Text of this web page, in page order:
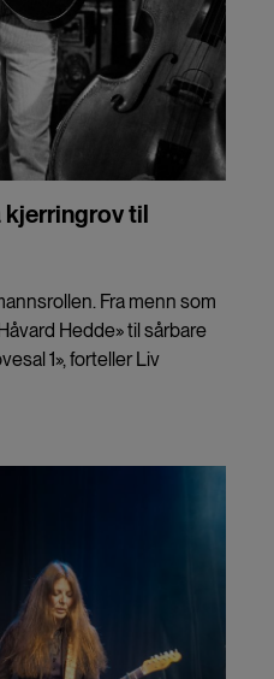
kjerringrov til
Fra menn som
Hedde» til sårbare
1», forteller Liv